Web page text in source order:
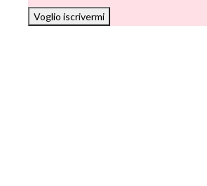
Voglio iscrivermi